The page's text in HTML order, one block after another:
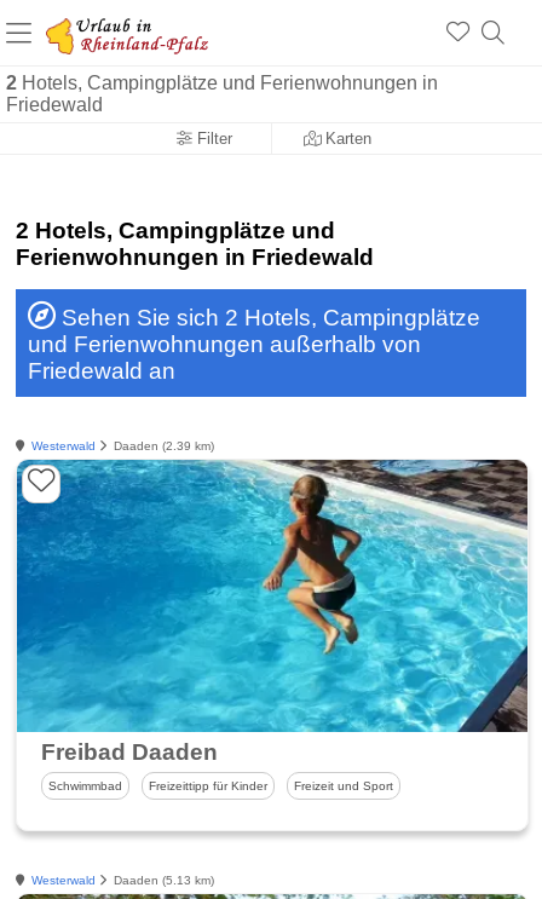
2 Hotels, Campingplätze und Ferienwohnungen in
Friedewald
Filter Karten
+1.500 Unterkünfte in Rheinland-Pfalz
+1.000 Sehenswürdigkeiten
Über 25 Jahre online
2 Hotels, Campingplätze und
Ferienwohnungen in Friedewald
Sehen Sie sich 2 Hotels, Campingplätze
und Ferienwohnungen außerhalb von
Friedewald an
Westerwald Daaden (2.39 km)
Freibad Daaden
Schwimmbad Freizeittipp für Kinder Freizeit und Sport
Westerwald Daaden (5.13 km)